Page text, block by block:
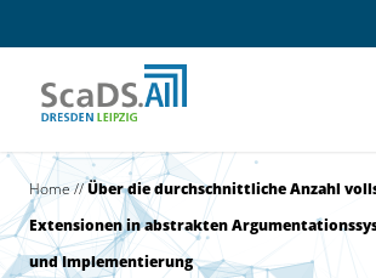
Home//Über die durchschnittliche Anzahl
Extensionen in abstrakten
und Implementierung